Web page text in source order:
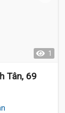
1
Tân, 69